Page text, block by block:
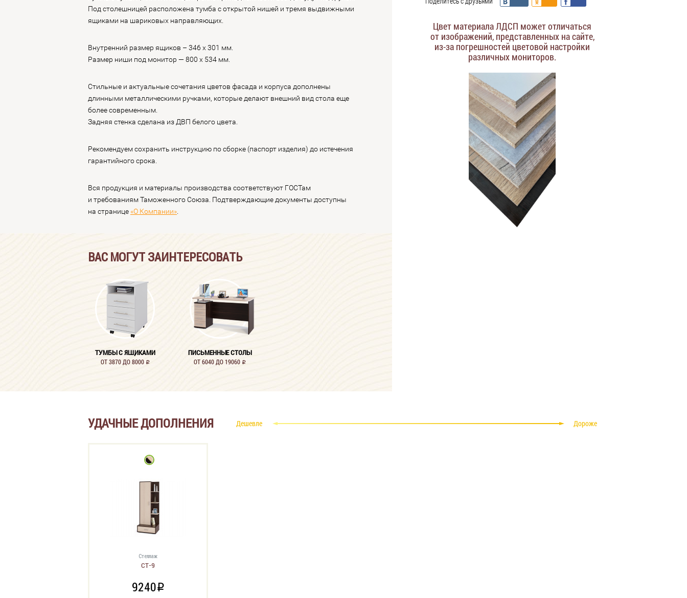
Под столешницей расположена тумба с открытой нишей и тремя выдвижными
ящиками на шариковых направляющих.
Внутренний размер ящиков – 346 х 301 мм.
Размер ниши под монитор — 800 х 534 мм.
Стильные и актуальные сочетания цветов фасада и корпуса дополнены
длинными металлическими ручками, которые делают внешний вид стола еще
более современным.
Задняя стенка сделана из ДВП белого цвета.
Рекомендуем сохранить инструкцию по сборке (паспорт изделия) до истечения
гарантийного срока.
Вся продукция и материалы производства соответствуют ГОСТам
и требованиям Таможенного Союза. Подтверждающие документы доступны
на странице «О Компании»
ВАС МОГУТ ЗАИНТЕРЕСОВАТЬ
ТУМБЫ С ЯЩИКАМИ
ОТ 3870 ДО 8000 i
ПИСЬМЕННЫЕ СТОЛЫ
ОТ 6040 ДО 19060 i
Цвет материала ЛДСП может отличаться
от изображений, представленных на сайте,
из-за погрешностей цветовой настройки
различных мониторов.
УДАЧНЫЕ ДОПОЛНЕНИЯ Дешевле Дороже
Стеллаж
СТ-9
9240i